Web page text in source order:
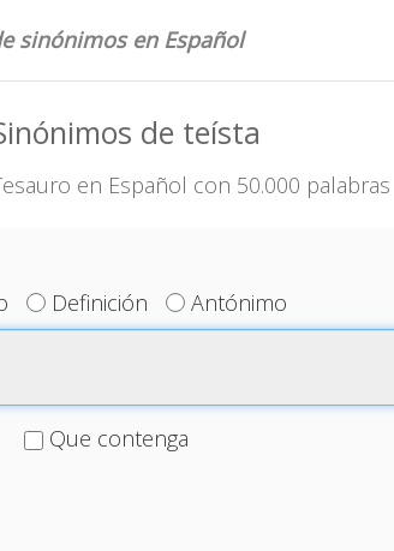
sinónimos en Español
de teísta
en Español con 50.000 palabras
Definición Antónimo
Que contenga